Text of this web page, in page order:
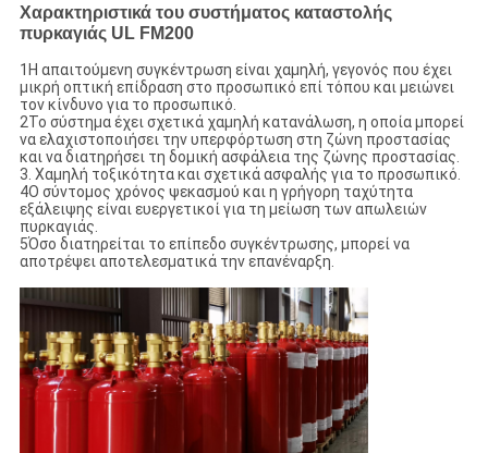
Χαρακτηριστικά του συστήματος καταστολής
πυρκαγιάς UL FM200
1Η απαιτούμενη συγκέντρωση είναι χαμηλή, γεγονός που έχει
μικρή οπτική επίδραση στο προσωπικό επί τόπου και μειώνει
τον κίνδυνο για το προσωπικό.
2Το σύστημα έχει σχετικά χαμηλή κατανάλωση, η οποία μπορεί
να ελαχιστοποιήσει την υπερφόρτωση στη ζώνη προστασίας
και να διατηρήσει τη δομική ασφάλεια της ζώνης προστασίας.
3. Χαμηλή τοξικότητα και σχετικά ασφαλής για το προσωπικό.
4Ο σύντομος χρόνος ψεκασμού και η γρήγορη ταχύτητα
εξάλειψης είναι ευεργετικοί για τη μείωση των απωλειών
πυρκαγιάς.
5Όσο διατηρείται το επίπεδο συγκέντρωσης, μπορεί να
αποτρέψει αποτελεσματικά την επανέναρξη.